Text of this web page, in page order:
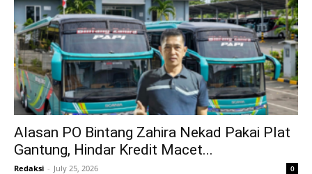
Alasan PO Bintang Zahira Nekad Pakai Plat
Gantung, Hindar Kredit Macet...
Redaksi - July 25, 2026 0